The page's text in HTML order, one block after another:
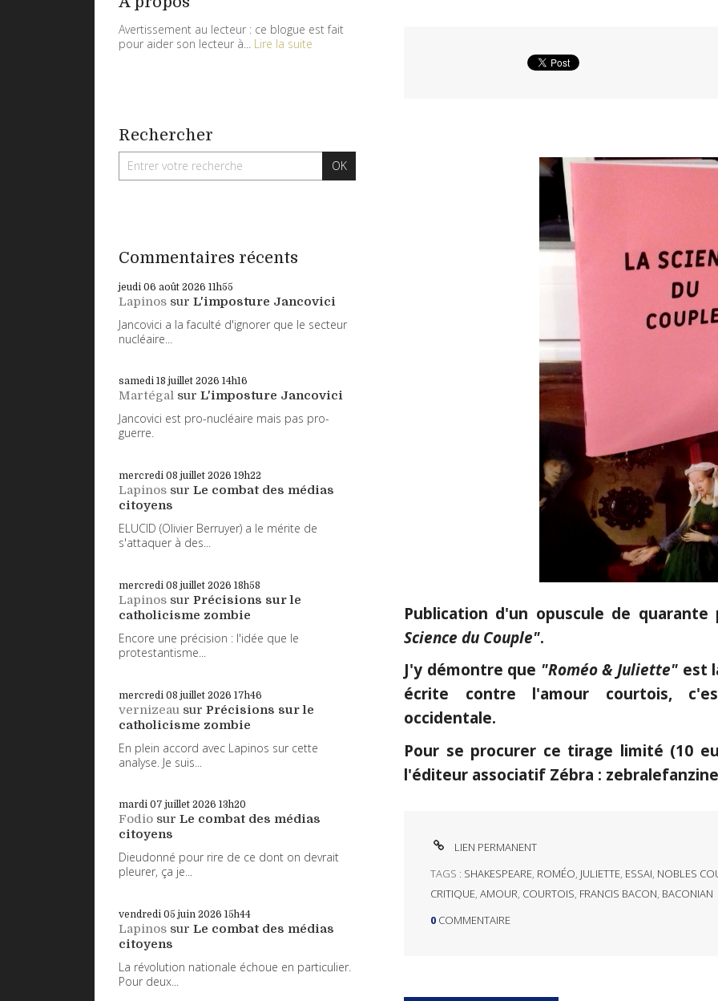
Avertissement au lecteur : ce blogue est fait
pour aider son lecteur à... Lire la suite
Rechercher
Commentaires récents
jeudi 06 août 2026 11h55
Lapinos sur L'imposture Jancovici
Jancovici a la faculté d'ignorer que le secteur
nucléaire...
samedi 18 juillet 2026 14h16
Martégal sur L'imposture Jancovici
Jancovici est pro-nucléaire mais pas pro-
guerre.
mercredi 08 juillet 2026 19h22
Lapinos sur Le combat des médias
citoyens
ELUCID (Olivier Berruyer) a le mérite de
s'attaquer à des...
mercredi 08 juillet 2026 18h58
Lapinos sur Précisions sur le
catholicisme zombie
Encore une précision : l'idée que le
protestantisme...
mercredi 08 juillet 2026 17h46
vernizeau sur Précisions sur le
catholicisme zombie
En plein accord avec Lapinos sur cette
analyse. Je suis...
mardi 07 juillet 2026 13h20
Fodio sur Le combat des médias
citoyens
Dieudonné pour rire de ce dont on devrait
pleurer, ça je...
vendredi 05 juin 2026 15h44
Lapinos sur Le combat des médias
citoyens
La révolution nationale échoue en particulier.
Pour deux...
Publication d'un opuscule de
Science du Couple".
J'y démontre que "Roméo & Juliette" est
écrite contre l'amour courtois,
occidentale.
Pour se procurer ce tirage limité (10
l'éditeur associatif Zébra :
LIEN PERMANENT
TAGS : SHAKESPEARE, ROMÉO, JULIETTE, ESSAI, NOBLES
CRITIQUE, AMOUR, COURTOIS, FRANCIS BACON, BACONIAN
0 COMMENTAIRE